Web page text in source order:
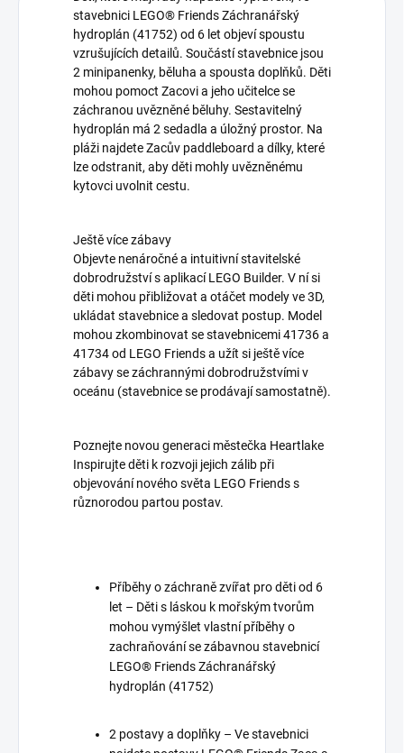
stavebnici LEGO® Friends Záchranářský
hydroplán (41752) od 6 let objeví spoustu
vzrušujících detailů. Součástí stavebnice jsou
2 minipanenky, běluha a spousta doplňků. Děti
mohou pomoct Zacovi a jeho učitelce se
záchranou uvězněné běluhy. Sestavitelný
hydroplán má 2 sedadla a úložný prostor. Na
pláži najdete Zacův paddleboard a dílky, které
lze odstranit, aby děti mohly uvězněnému
kytovci uvolnit cestu.
Ještě více zábavy
Objevte nenáročné a intuitivní stavitelské
dobrodružství s aplikací LEGO Builder. V ní si
děti mohou přibližovat a otáčet modely ve 3D,
ukládat stavebnice a sledovat postup. Model
mohou zkombinovat se stavebnicemi 41736 a
41734 od LEGO Friends a užít si ještě více
zábavy se záchrannými dobrodružstvími v
oceánu (stavebnice se prodávají samostatně).
Poznejte novou generaci městečka Heartlake
Inspirujte děti k rozvoji jejich zálib při
objevování nového světa LEGO Friends s
různorodou partou postav.
Příběhy o záchraně zvířat pro děti od 6
let – Děti s láskou k mořským tvorům
mohou vymýšlet vlastní příběhy o
zachraňování se zábavnou stavebnicí
LEGO® Friends Záchranářský
hydroplán (41752)
2 postavy a doplňky – Ve stavebnici